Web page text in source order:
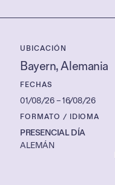
UBICACIÓN
Bayern, Alemania
FECHAS
01/08/26 –16/08/26
FORMATO / IDIOMA
PRESENCIAL DÍA
ALEMÁN